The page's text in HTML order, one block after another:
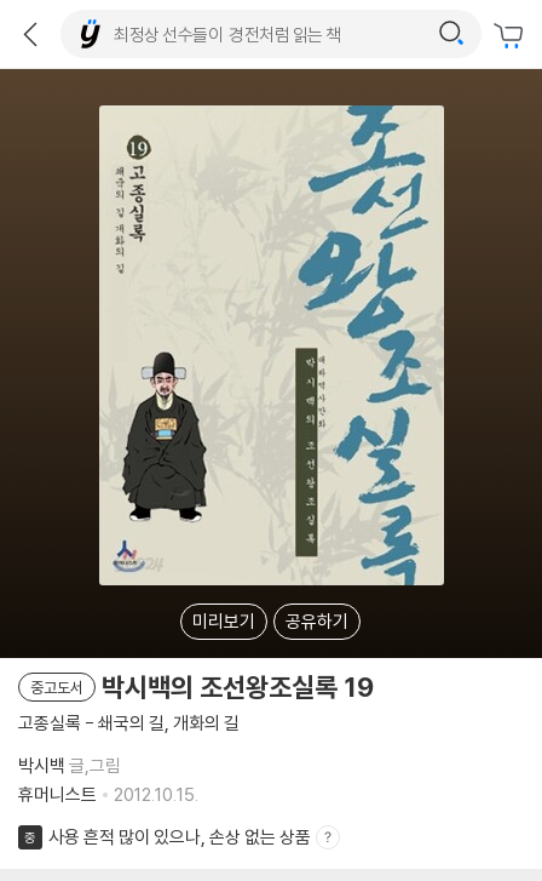
미리보기 공유하기
중고도서 박시백의 조선왕조실록 19
고종실록 - 쇄국의 길, 개화의 길
박시백 글,그림
휴머니스트
2012.10.15.
중 사용 흔적 많이 있으나, 손상 없는 상품